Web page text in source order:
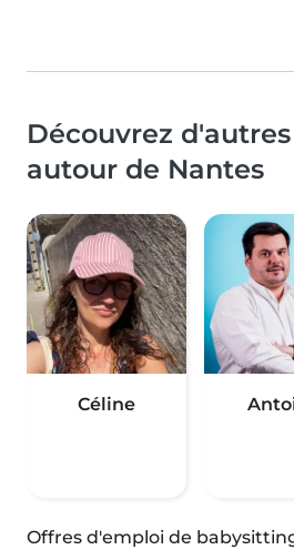
Découvrez
autour de Nantes
Céline
Offres d'emploi de